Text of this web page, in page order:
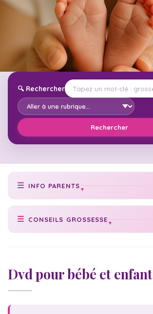
🔍 Rechercher
Rechercher
INFO PARENTS
Prise de poids idéale
Poids de bébé
Numéros utiles
Acte de naissance
CONSEILS GROSSESSE
Date accouchement
Vaccination bébé
Dvd pour bébé et enfant